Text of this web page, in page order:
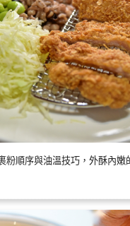
粉順序與油溫技巧，外酥內嫩